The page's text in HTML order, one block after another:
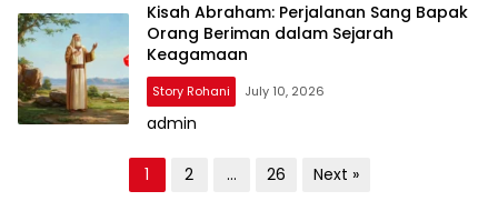
Kisah Abraham: Perjalanan Sang Bapak
Orang Beriman dalam Sejarah
Keagamaan
Story Rohani July 10, 2026
admin
1 2 … 26 Next »